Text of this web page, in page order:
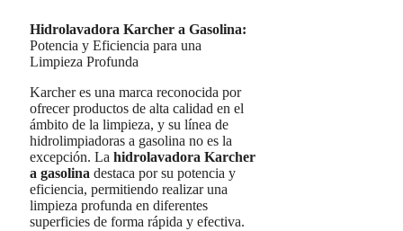
Hidrolavadora Karcher a Gasolina:
Potencia y Eficiencia para una
Limpieza Profunda
Karcher es una marca reconocida por
ofrecer productos de alta calidad en el
ámbito de la limpieza, y su línea de
hidrolimpiadoras a gasolina no es la
excepción. La hidrolavadora Karcher
a gasolina destaca por su potencia y
eficiencia, permitiendo realizar una
limpieza profunda en diferentes
superficies de forma rápida y efectiva.